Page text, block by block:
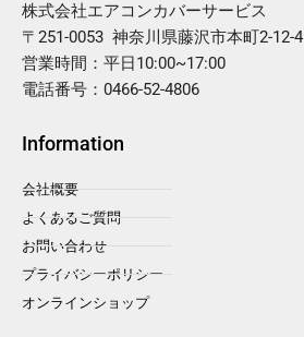
株式会社エアコンカバーサービス
〒251-0053 神奈川県藤沢市本町2-12-4
営業時間：平日10:00~17:00
電話番号：0466-52-4806
Information
会社概要
よくあるご質問
お問い合わせ
プライバシーポリシー
オンラインショップ